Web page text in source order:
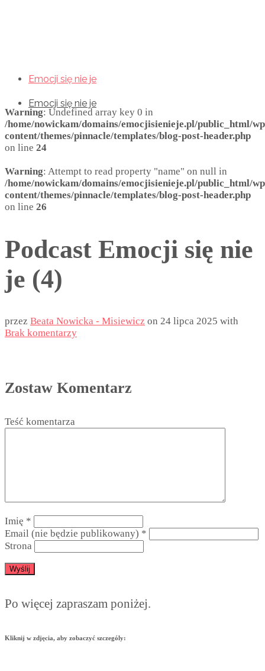
Emocji się nie je
Emocji się nie je
Warning: Undefined array key 0 in
/home/nowickam/domains/emocjisienieje.pl/public_html/
content/themes/pinnacle/templates/blog-post-header.php
on line 24
Warning: Attempt to read property "name" on null in
/home/nowickam/domains/emocjisienieje.pl/public_html/
content/themes/pinnacle/templates/blog-post-header.php
on line 26
Podcast Emocji się nie
je (4)
przez Beata Nowicka - Misiewicz on 24 lipca 2025 with
Brak komentarzy
Zostaw Komentarz
Teść komentarza
Imię *
Email (nie będzie publikowany) *
Strona
Po więcej zapraszam poniżej.
Kliknij w zdjęcia, aby zobaczyć szczególy: